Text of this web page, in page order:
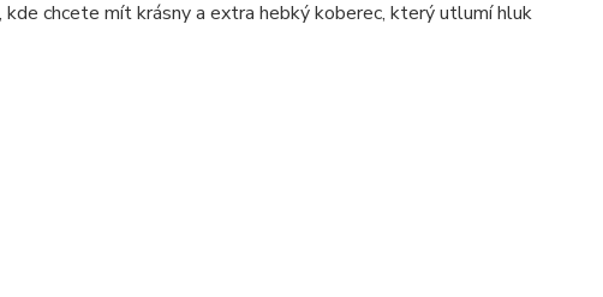
chcete mít krásny a extra hebký koberec, který utlumí hluk